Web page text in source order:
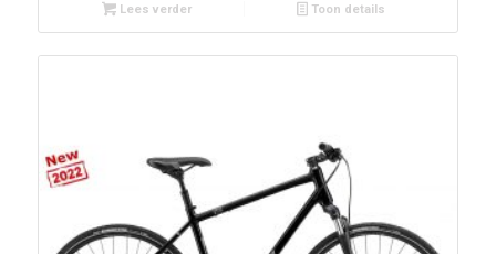
Lees verder Toon details